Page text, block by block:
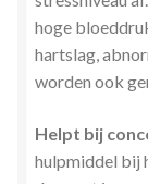
hoge
hartslag,
worden ook
Helpt bij
hulpmiddel bij